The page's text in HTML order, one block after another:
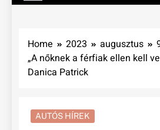
Home 2023 augusztus
„A nőknek a férfiak ellen kell
Danica Patrick
AUTÓS HÍREK